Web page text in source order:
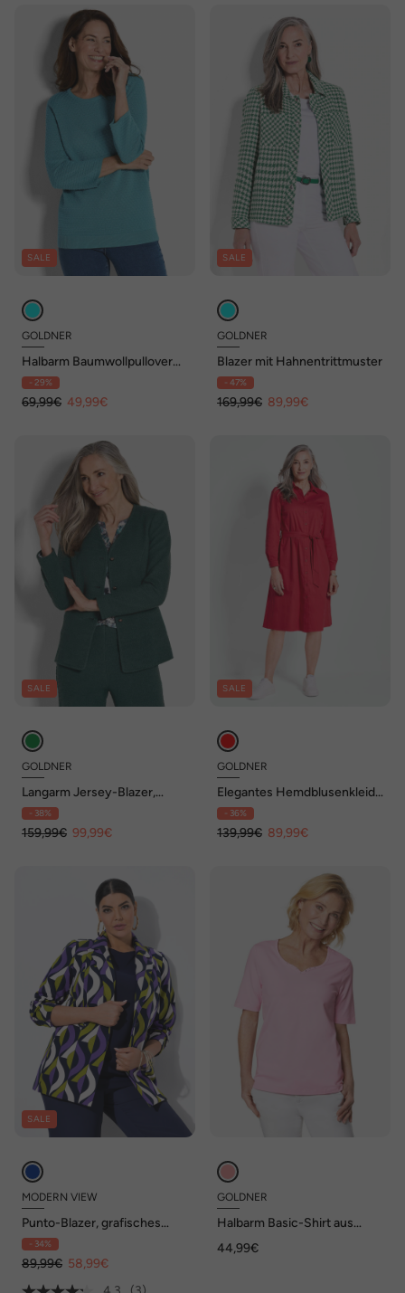
SALE
GOLDNER
Halbarm Baumwollpullover
mit Struktur
- 29%
69,99€ 49,99€
SALE
GOLDNER
Blazer mit Hahnentrittmuster
- 47%
169,99€ 89,99€
SALE
GOLDNER
Langarm Jersey-Blazer,
Baumwolle
- 38%
159,99€ 99,99€
SALE
GOLDNER
Elegantes Hemdblusenkleid
mit Bindegürtel
- 36%
139,99€ 89,99€
SALE
MODERN VIEW
Punto-Blazer, grafisches
Muster, Reverskragen
- 34%
89,99€ 58,99€
GOLDNER
Halbarm Basic-Shirt aus
44,99€